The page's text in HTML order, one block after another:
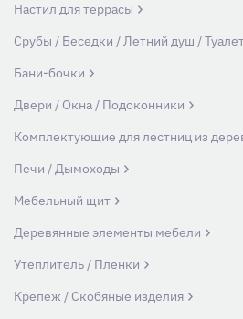
Настил для террасы
Срубы / Беседки / Летний душ /
Бани-бочки
Двери / Окна / Подоконники
Комплектующие для лестниц из
Печи / Дымоходы
Мебельный щит
Деревянные элементы мебели
Утеплитель / Пленки
Крепеж / Скобяные изделия